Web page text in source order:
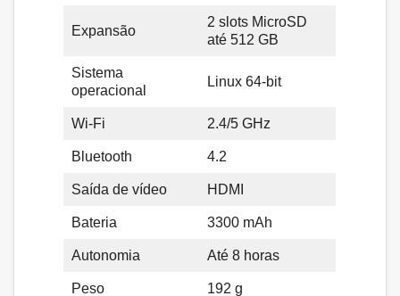
Expansão
2 slots MicroSD
até 512 GB
Sistema
operacional
Linux 64-bit
Wi-Fi 2.4/5 GHz
Bluetooth 4.2
Saída de vídeo HDMI
Bateria 3300 mAh
Autonomia Até 8 horas
Peso 192 g